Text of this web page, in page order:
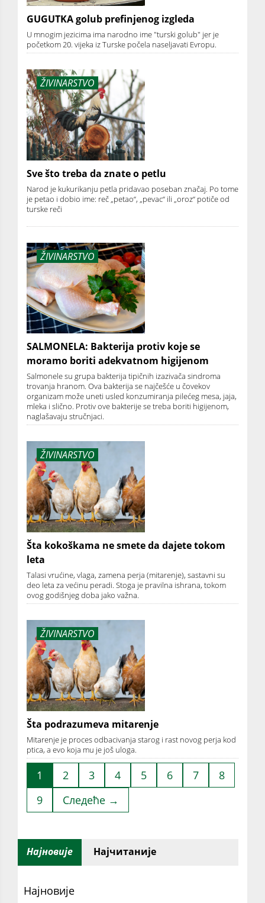
GUGUTKA golub prefinjenog izgleda
U mnogim jezicima ima narodno ime "turski golub" jer je
početkom 20. vijeka iz Turske počela naseljavati Evropu.
ŽIVINARSTVO
Sve što treba da znate o petlu
Narod je kukurikanju petla pridavao poseban značaj. Po tome
je petao i dobio ime: reč „petao“, „pevac“ ili „oroz“ potiče od
turske reči
ŽIVINARSTVO
SALMONELA: Bakterija protiv koje se
moramo boriti adekvatnom higijenom
Salmonele su grupa bakterija tipičnih izazivača sindroma
trovanja hranom. Ova bakterija se najčešće u čovekov
organizam može uneti usled konzumiranja pilećeg mesa, jaja,
mleka i slično. Protiv ove bakterije se treba boriti higijenom,
naglašavaju stručnjaci.
ŽIVINARSTVO
Šta kokoškama ne smete da dajete tokom
leta
Talasi vrućine, vlaga, zamena perja (mitarenje), sastavni su
deo leta za većinu peradi. Stoga je pravilna ishrana, tokom
ovog godišnjeg doba jako važna.
ŽIVINARSTVO
Šta podrazumeva mitarenje
Mitarenje je proces odbacivanja starog i rast novog perja kod
ptica, a evo koja mu je još uloga.
1 2 3 4 5 6 7
8
9
Следеће →
Најновије Најчитаније
Најновије